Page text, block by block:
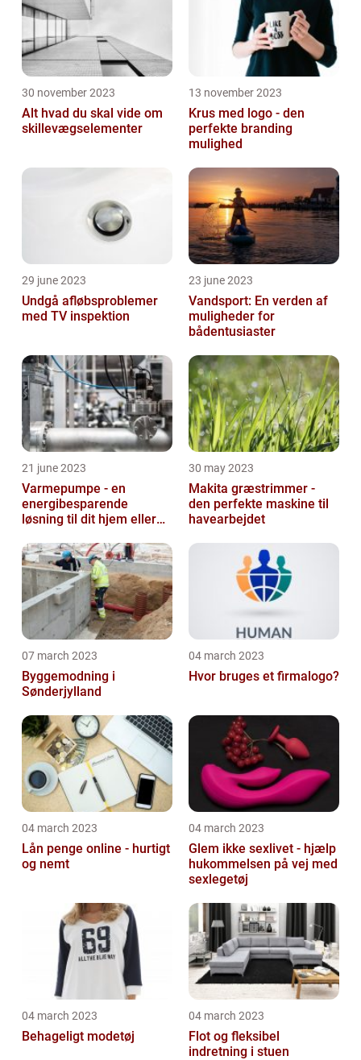
30 november 2023
Alt hvad du skal vide om
skillevægselementer
13 november 2023
Krus med logo - den
perfekte branding
mulighed
29 june 2023
Undgå afløbsproblemer
med TV inspektion
23 june 2023
Vandsport: En verden af
muligheder for
bådentusiaster
21 june 2023
Varmepumpe - en
energibesparende
løsning til dit hjem eller
30 may 2023
Makita græstrimmer -
den perfekte maskine til
havearbejdet
07 march 2023
Byggemodning i
Sønderjylland
04 march 2023
Hvor bruges et firmalogo?
04 march 2023
Lån penge online - hurtigt
og nemt
04 march 2023
Glem ikke sexlivet - hjælp
hukommelsen på vej med
sexlegetøj
04 march 2023
Behageligt modetøj
04 march 2023
Flot og fleksibel
indretning i stuen